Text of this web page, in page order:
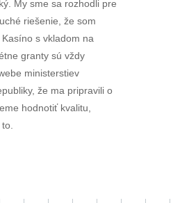
My sme sa rozhodli pre
riešenie, že som
s vkladom na
granty sú vždy
ministerstiev
že ma pripravili o
hodnotiť kvalitu,